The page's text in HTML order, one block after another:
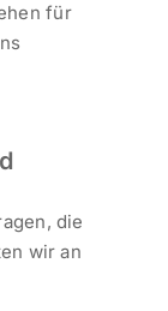
für
die
wir an